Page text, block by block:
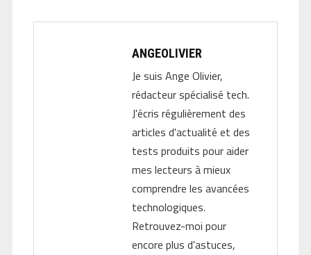
ANGEOLIVIER
Je suis Ange Olivier,
rédacteur spécialisé tech.
J'écris régulièrement des
articles d'actualité et des
tests produits pour aider
mes lecteurs à mieux
comprendre les avancées
technologiques.
Retrouvez-moi pour
encore plus d'astuces,